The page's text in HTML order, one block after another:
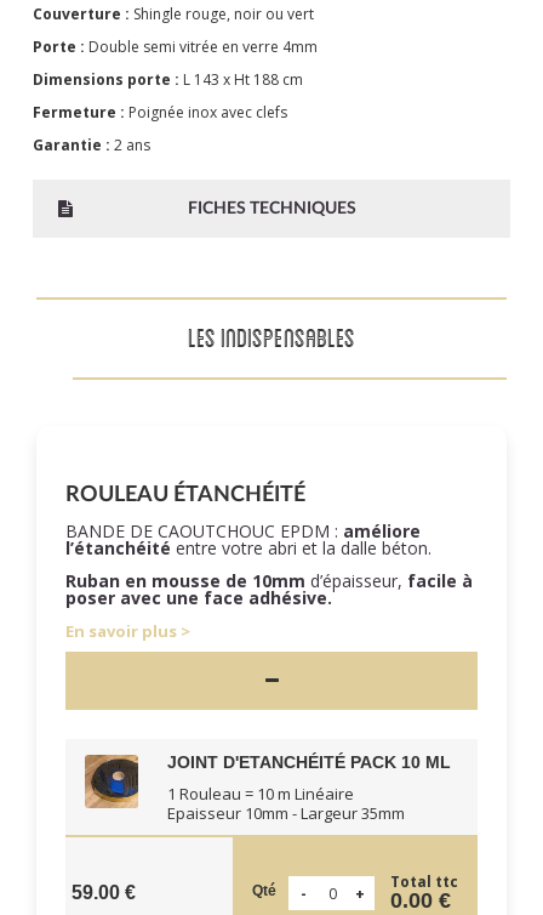
Couverture : Shingle rouge, noir ou vert
Porte : Double semi vitrée en verre 4mm
Dimensions porte : L 143 x Ht 188 cm
Fermeture : Poignée inox avec clefs
Garantie : 2 ans
FICHES TECHNIQUES
LES INDISPENSABLES
ROULEAU ÉTANCHÉITÉ
BANDE DE CAOUTCHOUC EPDM : améliore
l’étanchéité entre votre abri et la dalle béton.
Ruban en mousse de 10mm d’épaisseur, facile à
poser avec une face adhésive.
En savoir plus
JOINT D'ETANCHÉITÉ PACK 10 ML
1 Rouleau = 10 m Linéaire
Epaisseur 10mm - Largeur 35mm
59.00 € Qté Total ttc
0.00 €